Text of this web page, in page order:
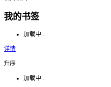
我的书签
加载中...
详情
升序
加载中...